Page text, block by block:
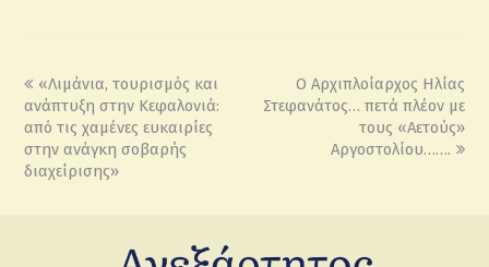
«Λιμάνια, τουρισμός και
ανάπτυξη στην Κεφαλονιά:
από τις χαμένες ευκαιρίες
στην ανάγκη σοβαρής
διαχείρισης»
Ο Αρχιπλοίαρχος Ηλίας
Στεφανάτος… πετά πλέον με
τους «Αετούς»
Αργοστολίου…….